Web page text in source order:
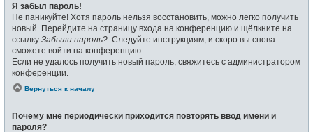
Я забыл пароль!
Не паникуйте! Хотя пароль нельзя восстановить, можно легко получить
новый. Перейдите на страницу входа на конференцию и щёлкните на
ссылку Забыли пароль? . Следуйте инструкциям, и скоро вы снова
сможете войти на конференцию.
Если не удалось получить новый пароль, свяжитесь с администратором
конференции.
Вернуться к началу
Почему мне периодически приходится повторять ввод имени и
пароля?